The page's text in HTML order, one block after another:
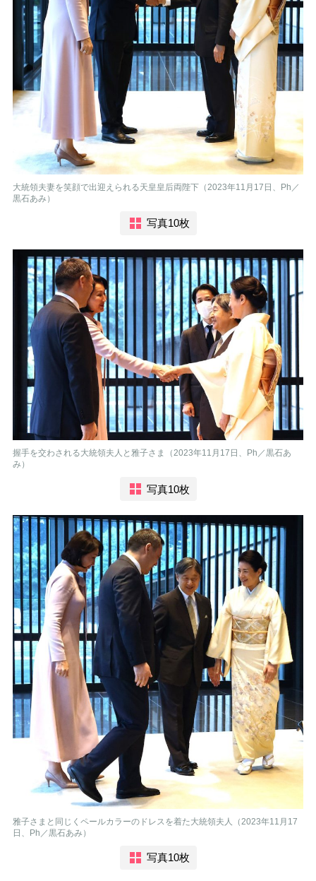
大統領夫妻を笑顔で出迎えられる天皇皇后両陛下（2023年11月17日、Ph／
黒石あみ）
写真10枚
握手を交わされる大統領夫人と雅子さま（2023年11月17日、Ph／黒石あ
み）
写真10枚
雅子さまと同じくペールカラーのドレスを着た大統領夫人（2023年11月17
日、Ph／黒石あみ）
写真10枚